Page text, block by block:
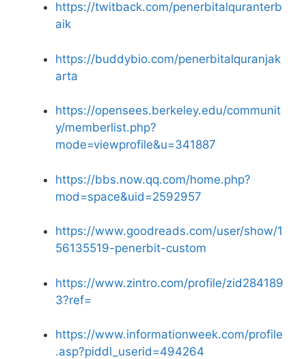
https://twitback.com/penerbitalquranterb
aik
https://buddybio.com/penerbitalquranjak
arta
https://opensees.berkeley.edu/communit
y/memberlist.php?
mode=viewprofile&u=341887
https://bbs.now.qq.com/home.php?
mod=space&uid=2592957
https://www.goodreads.com/user/show/1
56135519-penerbit-custom
https://www.zintro.com/profile/zid284189
3?ref=
https://www.informationweek.com/profile
.asp?piddl_userid=494264